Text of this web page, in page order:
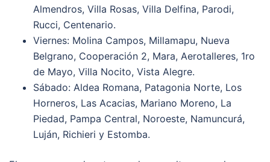
Almendros, Villa Rosas, Villa Delfina, Parodi,
Rucci, Centenario.
Viernes: Molina Campos, Millamapu, Nueva
Belgrano, Cooperación 2, Mara, Aerotalleres, 1ro
de Mayo, Villa Nocito, Vista Alegre.
Sábado: Aldea Romana, Patagonia Norte, Los
Horneros, Las Acacias, Mariano Moreno, La
Piedad, Pampa Central, Noroeste, Namuncurá,
Luján, Richieri y Estomba.